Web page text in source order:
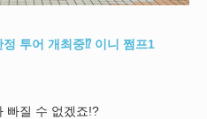
투어 개최중⁉ 이니 쩜프1
빠질 수 없겠죠!?